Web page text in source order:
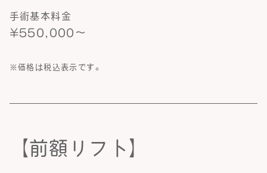
手術基本料金
¥550,000～
※価格は税込表示です。
【前額リフト】